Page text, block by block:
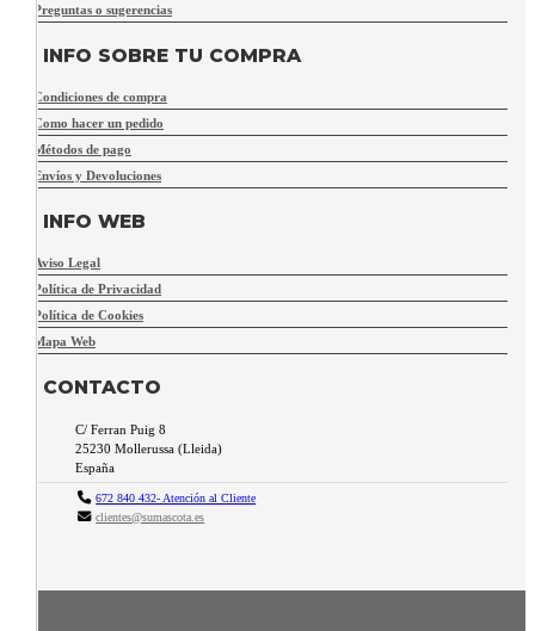
Preguntas o sugerencias
INFO SOBRE TU COMPRA
Condiciones de compra
Como hacer un pedido
Métodos de pago
Envíos y Devoluciones
INFO WEB
Aviso Legal
Política de Privacidad
Política de Cookies
Mapa Web
CONTACTO
C/ Ferran Puig 8
25230 Mollerussa (Lleida)
España
672 840 432- Atención al Cliente
clientes@sumascota.es